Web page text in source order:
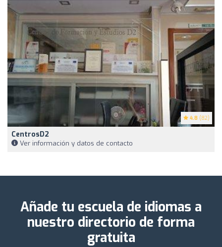
4.8 (82)
CentrosD2
Ver información y datos de contacto
Añade tu escuela de idiomas a
nuestro directorio de forma
gratuita